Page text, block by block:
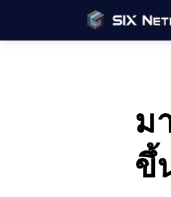
ม
ขึ้